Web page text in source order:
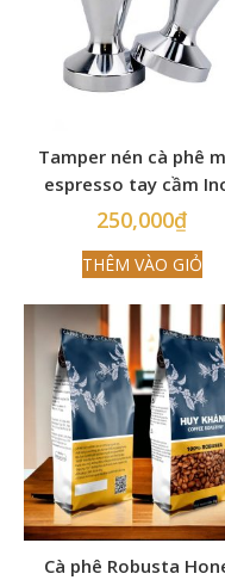
Tamper nén cà phê
espresso tay cầm
58mm
250,000₫
THÊM VÀO GIỎ
Cà phê Robusta